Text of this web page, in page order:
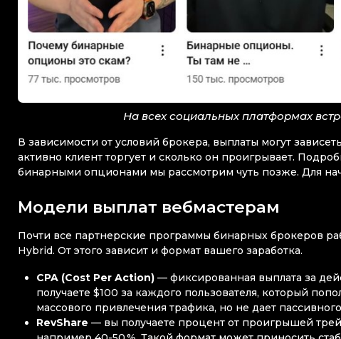
На всех социальных платформах
В зависимости от условий брокера, выплаты могут
активно клиент торгует и сколько он проигрывает.
бинарными опционами мы рассмотрим чуть позже. Для
Модели выплат вебмастерам
Почти все партнерские программы бинарных брокеров
Hybrid. От этого зависит и формат вашего заработка.
CPA (Cost Per Action) — фиксированная выплата за
получаете $100 за каждого пользователя, который
массового привлечения трафика, но не дает
RevShare — вы получаете процент от проигрышей